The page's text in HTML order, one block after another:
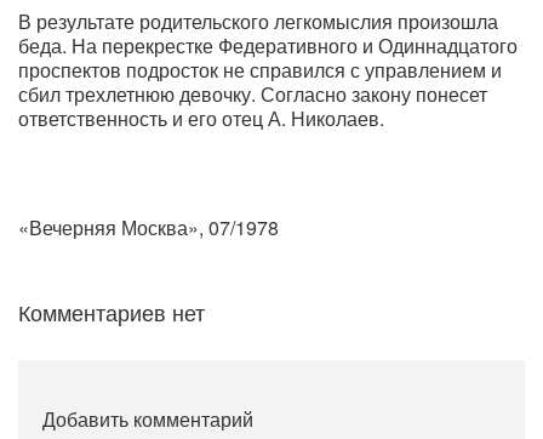
В результате родительского легкомыслия произошла
беда. На перекрестке Федеративного и Одиннадцатого
проспектов подросток не справился с управлением и
сбил трехлетнюю девочку. Согласно закону понесет
ответственность и его отец А. Николаев.
«Вечерняя Москва», 07/1978
Комментариев нет
Добавить комментарий